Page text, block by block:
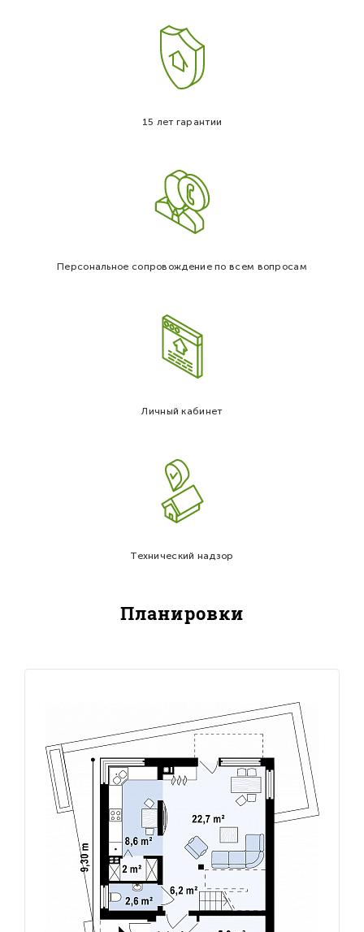
15 лет гарантии
Персональное сопровождение по всем вопросам
Личный кабинет
Технический надзор
Планировки